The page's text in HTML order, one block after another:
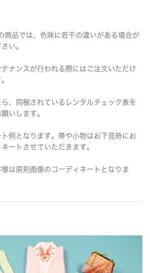
商品では、色味に若干の違いがある場合が
い。
ナンスが行われる際にはご注文いただけ
、同梱されているレンタルチェック表を
いします。
例となります。帯や小物はお下見時にお
ートさせていただきます。
は原則画像のコーディネートとなりま